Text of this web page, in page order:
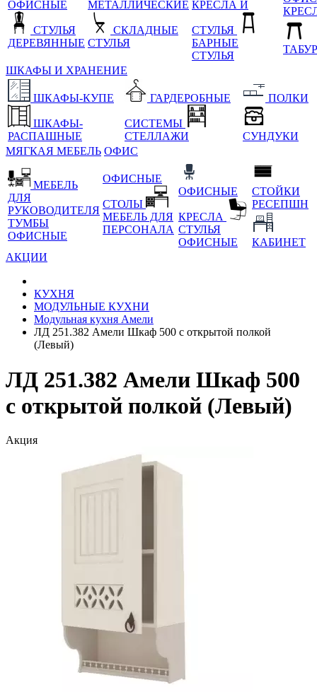
ОФИСНЫЕ
СТУЛЬЯ
ДЕРЕВЯННЫЕ
МЕТАЛЛИЧЕСКИЕ
СКЛАДНЫЕ
СТУЛЬЯ
КРЕСЛА И
СТУЛЬЯ
БАРНЫЕ
СТУЛЬЯ
ШКАФЫ И ХРАНЕНИЕ
ШКАФЫ-КУПЕ
ШКАФЫ-
РАСПАШНЫЕ
ГАРДЕРОБНЫЕ
СИСТЕМЫ
СТЕЛЛАЖИ
ПОЛКИ
СУНДУКИ
МЯГКАЯ МЕБЕЛЬ ОФИС
МЕБЕЛЬ
ДЛЯ
РУКОВОДИТЕЛЯ
ТУМБЫ
ОФИСНЫЕ
ОФИСНЫЕ
СТОЛЫ
МЕБЕЛЬ ДЛЯ
ПЕРСОНАЛА
ОФИСНЫЕ
КРЕСЛА
СТУЛЬЯ
ОФИСНЫЕ
СТОЙКИ
РЕСЕПШН
КАБИНЕТ
АКЦИИ
КУХНЯ
МОДУЛЬНЫЕ КУХНИ
Модульная кухня Амели
ЛД 251.382 Амели Шкаф 500 с открытой полкой
(Левый)
ЛД 251.382 Амели Шкаф 500
с открытой полкой (Левый)
Акция